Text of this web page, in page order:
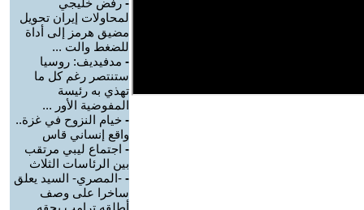
- رفض خليجي
لمحاولات إيران تحويل
مضيق هرمز إلى أداة
للضغط والت ...
- مدفيديف: روسيا
ستنتصر رغم كل ما
تهذي به رئيسة
المفوضية الأور ...
- خيام النزوح في غزة..
واقع إنساني قاس
- اجتماع ليبي مرتقب
بين الرئاسات الثلاث
- -المصري- السيد يعلق
ساخرا على وصف
أطلقه ترامب بحقه